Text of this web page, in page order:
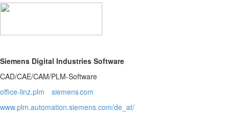
Siemens Digital Industries Software
CAD/CAE/CAM/PLM-Software
office-linz.plm
siemenscom
www.plm.automation.siemens.com/de_at/